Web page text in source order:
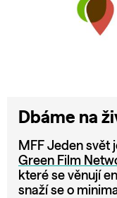
Dbáme na
MFF Jeden svět
Green Film
které se věnují
snaží se o